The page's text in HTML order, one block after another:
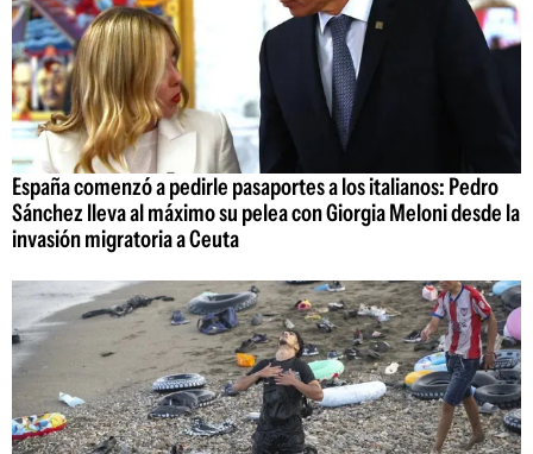
España comenzó a pedirle pasaportes a los italianos: Pedro
Sánchez lleva al máximo su pelea con Giorgia Meloni desde la
invasión migratoria a Ceuta